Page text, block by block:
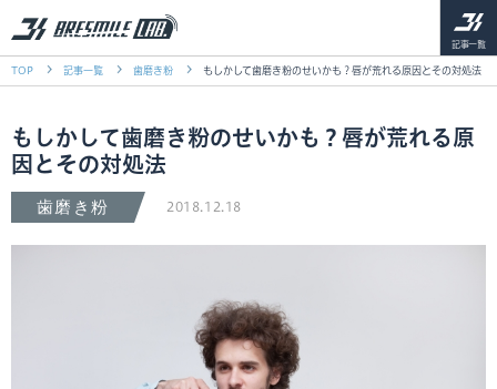
記事一覧
TOP 記事一覧 歯磨き粉 もしかして歯磨き粉のせいかも？唇が荒れる原因とその対処法
もしかして歯磨き粉のせいかも？唇が荒れる原
因とその対処法
歯磨き粉 2018.12.18